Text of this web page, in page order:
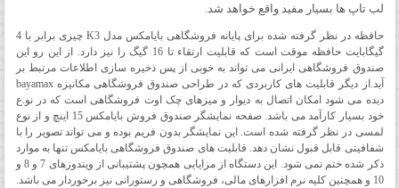
لب تاپ ها بسیار مفید واقع خواهد شد.
حافظه در نظر گرفته شده برای پایانه فروشگاهی بایامکس مدل K3 چیزی برابر با 4
گیگابایت حافظه موقت است که قابلیت ارتقاء تا 16 گیگ را نیز دارد. از این رو این
صندوق فروشگاهی ایرانی می تواند به خوبی از پس ذخیره سازی اطلاعات مرتبط بر
آید.از دیگر قابلیت های کاربردی که در طراحی صندوق فروشگاهی مکانیزه bayamax
دیده می شود امکان اتصال به دیوار و میزهای چک اوت فروشگاهی است که در نو.ع
خود بسیار کارآمد می باشد. صفحه نمایشگر صندوق فروش بایامکس 15 اینچ و از نوع
لمسی در نظر گرفته شده است. این نمایشگر بدون فریم بوده و می تواند تصویر را با
شفافیتی قابل قبول نشان دهد. قابلیت های صندوق فروشگاهی بایامکس تنها به موارد
ذکر شده ختم نمی شود. این دستگاه از مزایایی همچون پشتیبانی از ویندوزهای 7 و 8 و
10 و همچنین کلیه نرم افزارهای مالی، فروشگاهی و رستورانی نیز برخوردار می باشد.